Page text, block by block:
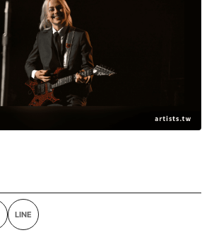
LINE